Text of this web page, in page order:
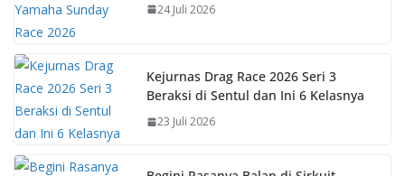
24 Juli 2026
Kejurnas Drag Race 2026 Seri 3
Beraksi di Sentul dan Ini 6 Kelasnya
23 Juli 2026